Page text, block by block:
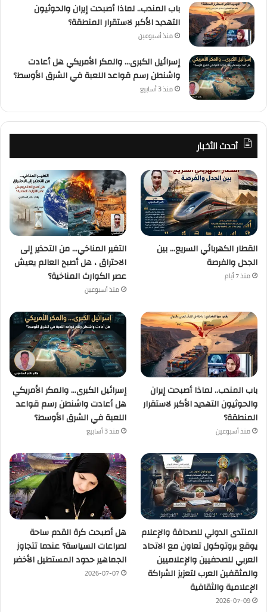
باب المندب.. لماذا أصبحت إيران والحوثيون
التهديد الأكبر لاستقرار المنطقة؟
منذ أسبوعين
إسرائيل الكبرى… والمكر الأمريكي هل أعادت
واشنطن رسم قواعد اللعبة في الشرق الأوسط؟
منذ 3 أسابيع
أحدث الأخبار
القطار الكهربائي السريع… بين
الجدل والفرصة
منذ 7 أيام
التغير المناخي… من التحذير إلى
الاحتراق ، هل أصبح العالم يعيش
عصر الكوارث المناخية؟
منذ أسبوعين
باب المندب.. لماذا أصبحت إيران
والحوثيون التهديد الأكبر لاستقرار
المنطقة؟
منذ أسبوعين
إسرائيل الكبرى… والمكر الأمريكي
هل أعادت واشنطن رسم قواعد
اللعبة في الشرق الأوسط؟
منذ 3 أسابيع
المنتدى الدولي للصحافة والإعلام
يوقع بروتوكول تعاون مع الاتحاد
العربي للصحفيين والإعلاميين
والمثقفين العرب لتعزيز الشراكة
الإعلامية والثقافية
2026-07-09
هل أصبحت كرة القدم ساحة
لصراعات السياسة؟ عندما تتجاوز
الجماهير حدود المستطيل الأخضر
2026-07-07